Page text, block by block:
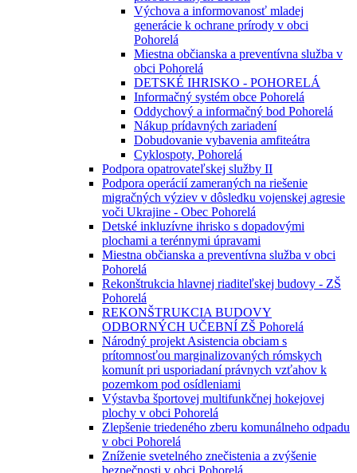
Výchova a informovanosť mladej
generácie k ochrane prírody v obci
Pohorelá
Miestna občianska a preventívna služba v
obci Pohorelá
DETSKÉ IHRISKO - POHORELÁ
Informačný systém obce Pohorelá
Oddychový a informačný bod Pohorelá
Nákup prídavných zariadení
Dobudovanie vybavenia amfiteátra
Cyklospoty, Pohorelá
Podpora opatrovateľskej služby II
Podpora operácií zameraných na riešenie
migračných výziev v dôsledku vojenskej agresie
voči Ukrajine - Obec Pohorelá
Detské inkluzívne ihrisko s dopadovými
plochami a terénnymi úpravami
Miestna občianska a preventívna služba v obci
Pohorelá
Rekonštrukcia hlavnej riaditeľskej budovy - ZŠ
Pohorelá
REKONŠTRUKCIA BUDOVY
ODBORNÝCH UČEBNÍ ZŠ Pohorelá
Národný projekt Asistencia obciam s
prítomnosťou marginalizovaných rómskych
komunít pri usporiadaní právnych vzťahov k
pozemkom pod osídleniami
Výstavba športovej multifunkčnej hokejovej
plochy v obci Pohorelá
Zlepšenie triedeného zberu komunálneho odpadu
v obci Pohorelá
Zníženie svetelného znečistenia a zvýšenie
bezpečnosti v obci Pohorelá